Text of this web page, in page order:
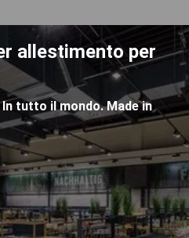
allestimento per
tutto il mondo. Made in